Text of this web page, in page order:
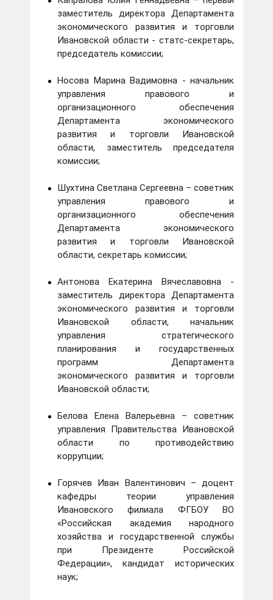
заместитель директора Департамента
экономического развития и торговли
Ивановской области - статс-секретарь,
председатель комиссии;
Носова Марина Вадимовна - начальник
управления правового и
организационного обеспечения
Департамента экономического
развития и торговли Ивановской
области, заместитель председателя
комиссии;
Шухтина Светлана Сергеевна – советник
управления правового и
организационного обеспечения
Департамента экономического
развития и торговли Ивановской
области, секретарь комиссии;
Антонова Екатерина Вячеславовна -
заместитель директора Департамента
экономического развития и торговли
Ивановской области, начальник
управления стратегического
планирования и государственных
программ Департамента
экономического развития и торговли
Ивановской области;
Белова Елена Валерьевна – советник
управления Правительства Ивановской
области по противодействию
коррупции;
Горячев Иван Валентинович – доцент
кафедры теории управления
Ивановского филиала ФГБОУ ВО
«Российская академия народного
хозяйства и государственной службы
при Президенте Российской
Федерации», кандидат исторических
наук;